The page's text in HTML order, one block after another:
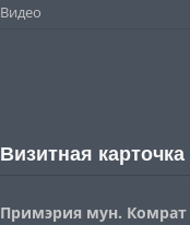
Видео
Визитная карточка
Примэрия мун. Комрат